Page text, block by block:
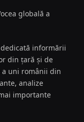
globală a
informării
din țară și de
uni românii din
analize
importante